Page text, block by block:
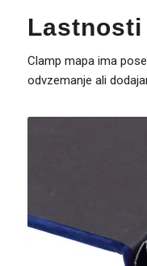
Lastnosti
Clamp mapa ima
odvzemanje ali